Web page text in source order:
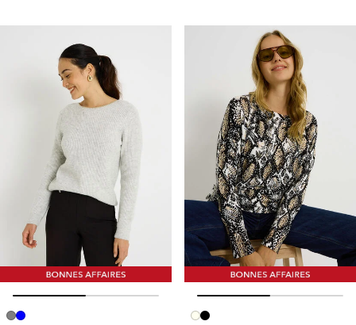
Image précédente
Image suivante
Image précédente
Image suivante